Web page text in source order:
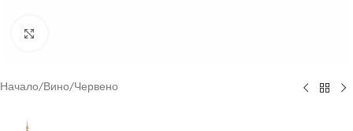
Начало/Вино/Червено